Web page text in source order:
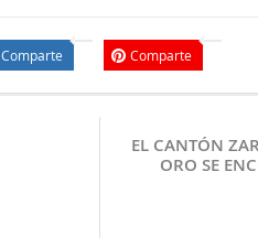
Comparte Comparte
EL CANTÓN
ORO SE